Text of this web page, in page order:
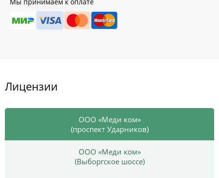
Лицензии
ООО «Меди ком»
(проспект Ударников)
ООО «Меди ком»
(Выборгское шоссе)